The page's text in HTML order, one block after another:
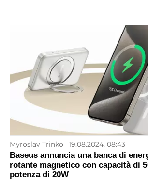
Myroslav Trinko 19.08.2024, 08:43
Baseus annuncia una banca di
rotante magnetico con capacità di
potenza di 20W